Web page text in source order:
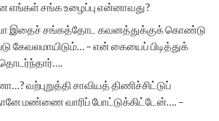
எங்கள் சங்க உழைப்பு என்னாவது?
இதைச் சங்கத்தோட கவனத்துக்குக் கொண்டு
– என் கையைப் பிடித்துக்
வற்புறுத்தி சாவியத் திணிச்சிட்டுப்
மண்ணை வாரிப் போட்டுக்கிட்டேன்…. –